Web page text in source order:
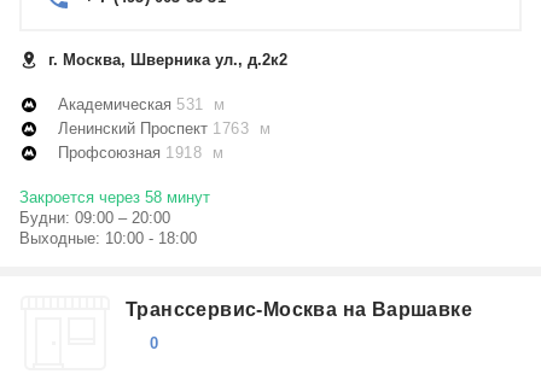
г. Москва, Шверника ул., д.2к2
Академическая 531 м
Ленинский Проспект 1763 м
Профсоюзная 1918 м
Закроется через 58 минут
Будни: 09:00 – 20:00
Выходные: 10:00 - 18:00
Транссервис-Москва на Варшавке
0